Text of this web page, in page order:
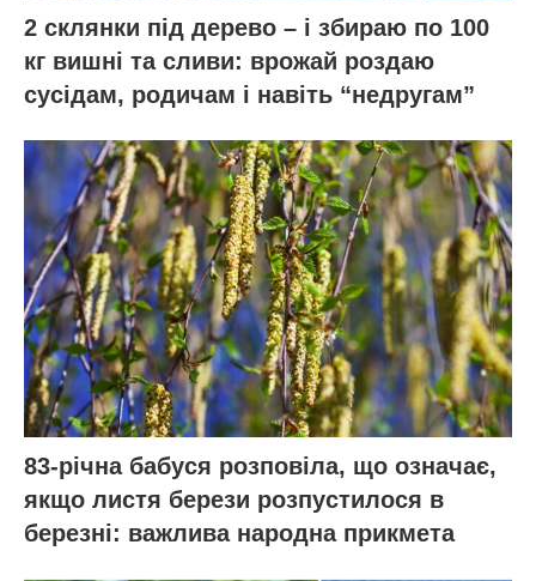
2 склянки під дерево – і збираю по 100
кг вишні та сливи: врожай роздаю
сусідам, родичам і навіть “недругам”
83-річна бабуся розповіла, що означає,
якщо листя берези розпустилося в
березні: важлива народна прикмета